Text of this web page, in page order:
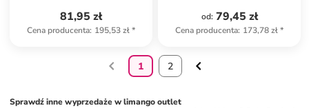
81,95 zł
Cena producenta: 195,53 zł*
od: 79,45 zł
Cena producenta: 173,78 zł*
1 2
Sprawdź inne wyprzedaże w limango outlet